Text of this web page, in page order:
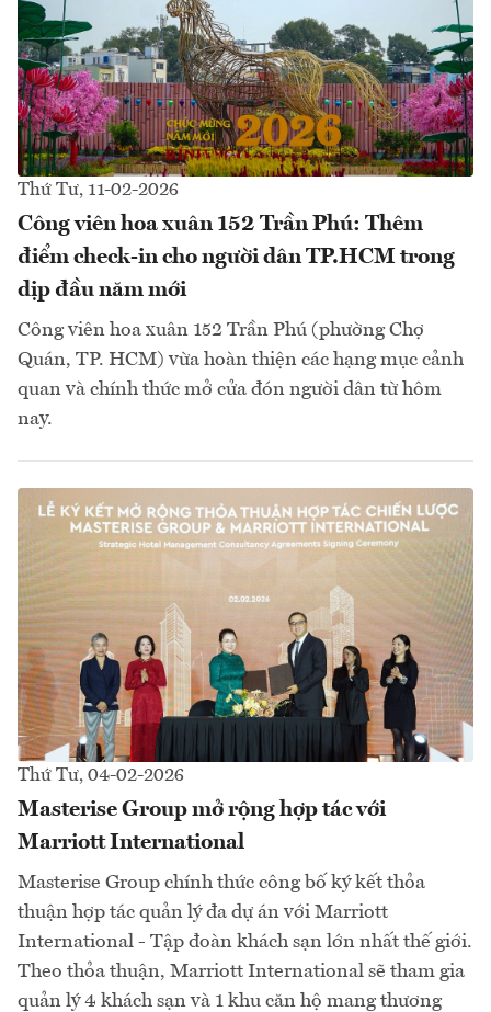
Thứ Tư, 11-02-2026
Công viên hoa xuân 152 Trần Phú: Thêm
điểm check-in cho người dân TP.HCM trong
dịp đầu năm mới
Công viên hoa xuân 152 Trần Phú (phường Chợ
Quán, TP. HCM) vừa hoàn thiện các hạng mục cảnh
quan và chính thức mở cửa đón người dân từ hôm
nay.
Thứ Tư, 04-02-2026
Masterise Group mở rộng hợp tác với
Marriott International
Masterise Group chính thức công bố ký kết thỏa
thuận hợp tác quản lý đa dự án với Marriott
International - Tập đoàn khách sạn lớn nhất thế giới.
Theo thỏa thuận, Marriott International sẽ tham gia
quản lý 4 khách sạn và 1 khu căn hộ mang thương